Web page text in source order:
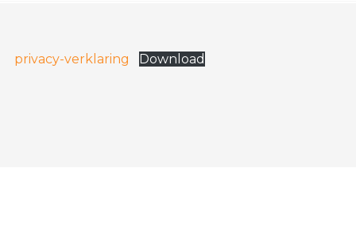
privacy-verklaring Download